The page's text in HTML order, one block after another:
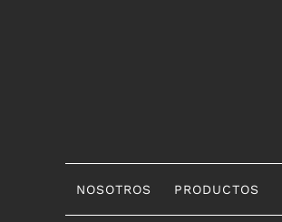
NOSOTROS PRODUCTOS